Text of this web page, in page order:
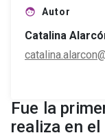
face Autor
Catalina
Fue la
realiza en